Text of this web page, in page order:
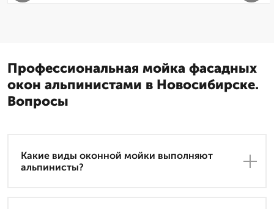
Профессиональная мойка фасадных
окон альпинистами в Новосибирске.
Вопросы
Какие виды оконной мойки выполняют
альпинисты?